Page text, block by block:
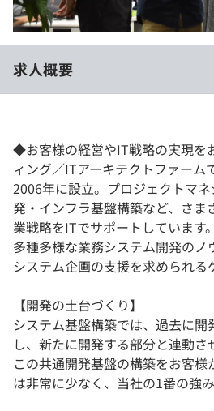
学校向けプラン
契約内容・クーポン
求人概要
◆お客様の経営やIT戦略の実現を
ィング／ITアーキテクトファーム
2006年に設立。プロジェクトマ
発・インフラ基盤構築など、さま
業戦略をITでサポートしています。
多種多様な業務システム開発のノ
システム企画の支援を求められる
【開発の土台づくり】
システム基盤構築では、過去に
し、新たに開発する部分と連動さ
この共通開発基盤の構築をお客
は非常に少なく、当社の1番の強み